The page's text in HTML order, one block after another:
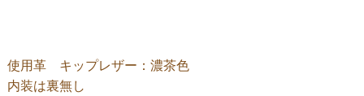
使用革 キップレザー：濃茶色
内装は裏無し